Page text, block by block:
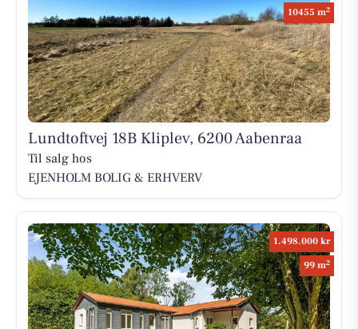
10455 m2
Lundtoftvej 18B Kliplev, 6200 Aabenraa
Til salg hos
EJENHOLM BOLIG & ERHVERV
1.498.000 kr
99 m2